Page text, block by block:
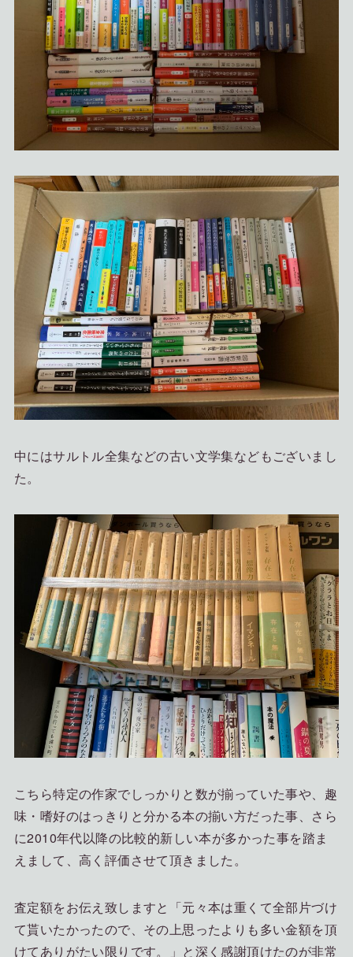
中にはサルトル全集などの古い文学集などもございまし
た。
こちら特定の作家でしっかりと数が揃っていた事や、趣
味・嗜好のはっきりと分かる本の揃い方だった事、さら
に2010年代以降の比較的新しい本が多かった事を踏ま
えまして、高く評価させて頂きました。
査定額をお伝え致しますと「元々本は重くて全部片づけ
て貰いたかったので、その上思ったよりも多い金額を頂
けてありがたい限りです。」と深く感謝頂けたのが非常